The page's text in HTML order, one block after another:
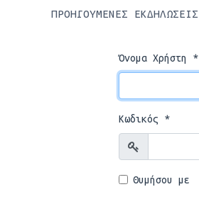
ΠΡΟΗΓΟΥΜΕΝΕΣ ΕΚΔΗΛΩΣΕΙΣ
Όνομα Χρήστη *
Κωδικός *
Προβολή
Θυμήσου με